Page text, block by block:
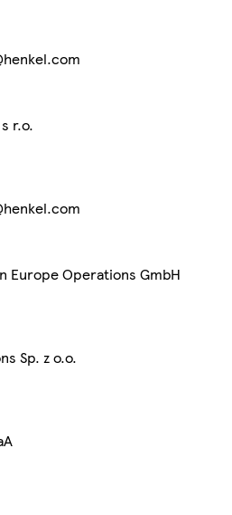
r.o.
Europe Operations GmbH
Sp. z o.o.